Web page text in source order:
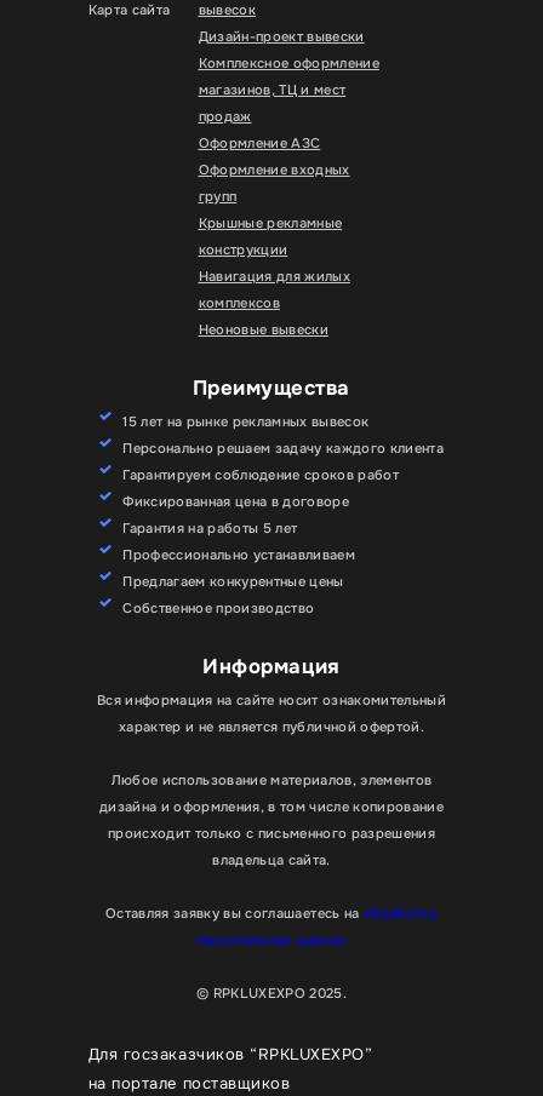
Карта сайта
вывесок
Дизайн-проект вывески
Комплексное оформление
магазинов, ТЦ и мест
продаж
Оформление АЗС
Оформление входных
групп
Крышные рекламные
конструкции
Навигация для жилых
комплексов
Неоновые вывески
Преимущества
15 лет на рынке рекламных вывесок
Персонально решаем задачу каждого клиента
Гарантируем соблюдение сроков работ
Фиксированная цена в договоре
Гарантия на работы 5 лет
Профессионально устанавливаем
Предлагаем конкурентные цены
Собственное производство
Информация
Вся информация на сайте носит ознакомительный
характер и не является публичной офертой.
Любое использование материалов, элементов
дизайна и оформления, в том числе копирование
происходит только с письменного разрешения
владельца сайта.
Оставляя заявку вы соглашаетесь на обработку
персональных данных
© RPKLUXEXPO 2025.
Для госзаказчиков “RPKLUXEXPO”
на портале поставщиков